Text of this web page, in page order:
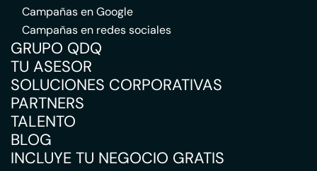
Campañas en Google
Campañas en redes sociales
GRUPO QDQ
TU ASESOR
SOLUCIONES CORPORATIVAS
PARTNERS
TALENTO
BLOG
INCLUYE TU NEGOCIO GRATIS